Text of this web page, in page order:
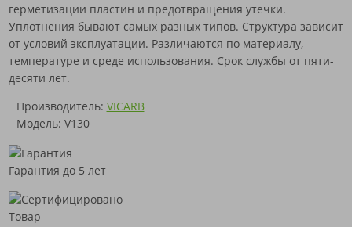
герметизации пластин и предотвращения утечки.
Уплотнения бывают самых разных типов. Структура зависит
от условий эксплуатации. Различаются по материалу,
температуре и среде использования. Срок службы от пяти-
десяти лет.
Производитель: VICARB
Модель: V130
Гарантия до 5 лет
Товар